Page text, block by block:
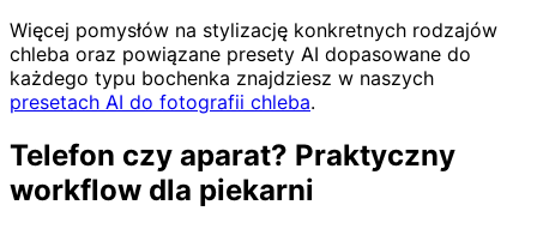
Więcej pomysłów na stylizację konkretnych rodzajów
chleba oraz powiązane presety AI dopasowane do
każdego typu bochenka znajdziesz w naszych
presetach AI do fotografii chleba.
Telefon czy aparat? Praktyczny
workflow dla piekarni